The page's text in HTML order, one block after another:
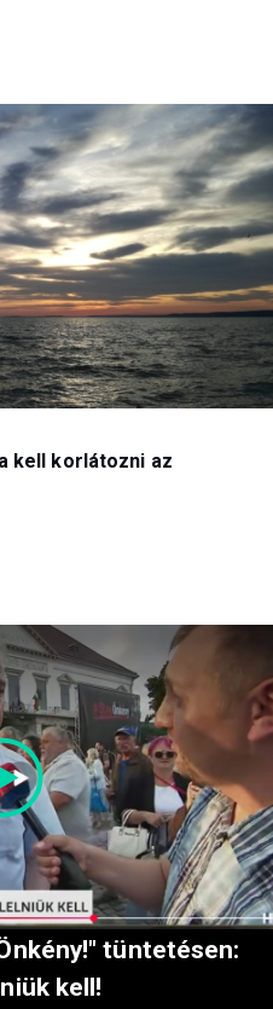
kell korlátozni az
tüntetésen:
kell!